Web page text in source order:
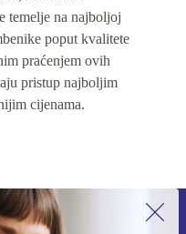
temelje na najboljoj
poput kvalitete
praćenjem ovih
pristup najboljim
cijenama.